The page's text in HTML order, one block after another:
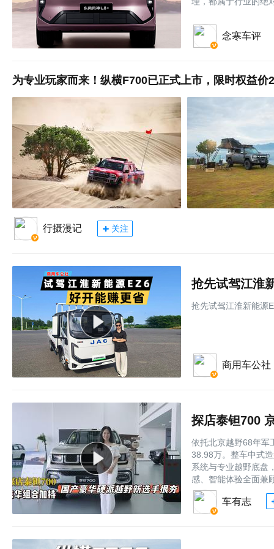
念寒车评
为专业玩家而来！纵横F700已正式上市，限时权益价
行摄漫记 关注
抢先试驾江淮
抢先试驾江淮新能源
商用车公社
探店泰钽700
依托北京越野68年军
38.98万。整车中式
系统与专业越野底盘
感、智能体验全面兼
车有志